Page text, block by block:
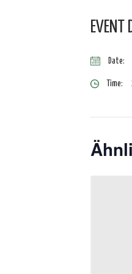
EVENT
Date:
Time: